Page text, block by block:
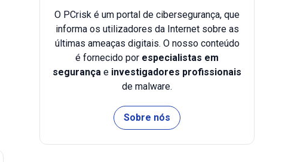
O PCrisk é um portal de cibersegurança, que
informa os utilizadores da Internet sobre as
últimas ameaças digitais. O nosso conteúdo
é fornecido por especialistas em
segurança e investigadores profissionais
de malware.
Sobre nós